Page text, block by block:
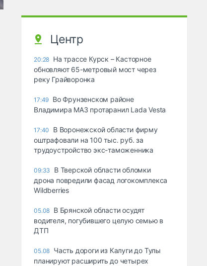
Центр
20:28 На трассе Курск – Касторное
обновляют 65-метровый мост через
реку Грайворонка
17:49 Во Фрунзенском районе
Владимира МАЗ протаранил Lada Vesta
17:40
В Воронежской области фирму
оштрафовали на 100 тыс. руб. за
трудоустройство экс-таможенника
09:33
В Тверской области обломки
дрона повредили фасад логокомплекса
Wildberries
05.08 В Брянской области осудят
водителя, погубившего целую семью в
ДТП
05.08 Часть дороги из Калуги до Тулы
планируют расширить до четырех